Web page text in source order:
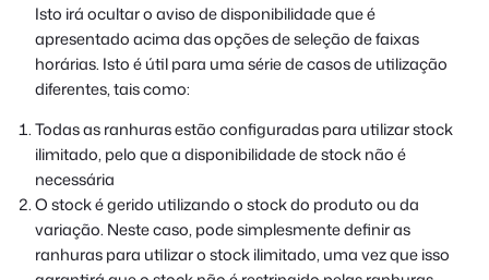
Isto irá ocultar o aviso de disponibilidade que é
apresentado acima das opções de seleção de faixas
horárias. Isto é útil para uma série de casos de utilização
diferentes, tais como:
Todas as ranhuras estão configuradas para utilizar stock
ilimitado, pelo que a disponibilidade de stock não é
necessária
O stock é gerido utilizando o stock do produto ou da
variação. Neste caso, pode simplesmente definir as
ranhuras para utilizar o stock ilimitado, uma vez que isso